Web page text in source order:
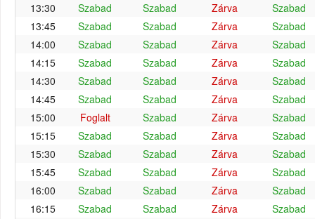
13:30
Szabad Szabad Zárva
Szabad
13:45
Szabad Szabad Zárva
Szabad
14:00
Szabad Szabad Zárva
Szabad
14:15
Szabad Szabad Zárva
Szabad
14:30
Szabad Szabad Zárva
Szabad
14:45
Szabad Szabad Zárva
Szabad
15:00
Foglalt Szabad Zárva
Szabad
15:15
Szabad Szabad Zárva
Szabad
15:30
Szabad Szabad Zárva
Szabad
15:45
Szabad Szabad Zárva
Szabad
16:00
Szabad Szabad Zárva
Szabad
16:15
Szabad Szabad Zárva Szabad